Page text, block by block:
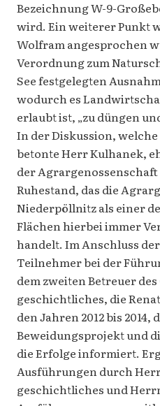
Bezeichnung W-9-
wird. Ein weiterer Punkt
Wolfram angesprochen
Verordnung zum
See festgelegten
wodurch es
erlaubt ist, „zu düngen
In der Diskussion,
betonte Herr Kulhanek,
der
Ruhestand, das die
Niederpöllnitz als einer
Flächen hierbei immer
handelt. Im Anschluss
Teilnehmer bei der
dem zweiten Betreuer
geschichtliches, die
den Jahren 2012 bis
Beweidungsprojekt und
die Erfolge informiert.
Ausführungen durch
geschichtliches und